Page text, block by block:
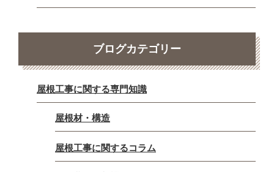
ブログカテゴリー
屋根工事に関する専門知識
屋根材・構造
屋根工事に関するコラム